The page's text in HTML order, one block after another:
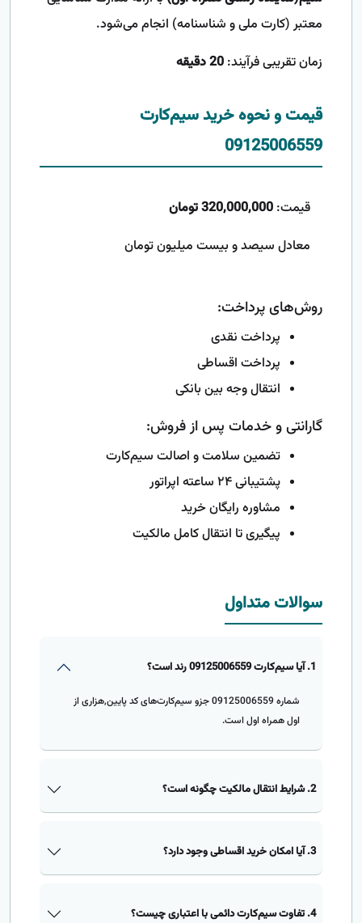
معتبر (کارت ملی و شناسنامه) انجام می‌شود.
زمان تقریبی فرآیند: 20 دقیقه
قیمت و نحوه خرید سیم‌کارت
09125006559
قیمت: 320,000,000 تومان
معادل سیصد و بیست میلیون تومان
روش‌های پرداخت:
پرداخت نقدی
پرداخت اقساطی
انتقال وجه بین بانکی
گارانتی و خدمات پس از فروش:
تضمین سلامت و اصالت سیم‌کارت
پشتیبانی ۲۴ ساعته اپراتور
مشاوره رایگان خرید
پیگیری تا انتقال کامل مالکیت
سوالات متداول
1. آیا سیم‌کارت 09125006559 رند است؟
شماره 09125006559 جزو سیم‌کارت‌های کد پایین,هزاری از
اول همراه اول است.
2. شرایط انتقال مالکیت چگونه است؟
3. آیا امکان خرید اقساطی وجود دارد؟
4. تفاوت سیم‌کارت دائمی با اعتباری چیست؟